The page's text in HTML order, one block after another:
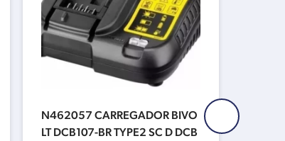
N462057 CARREGADOR BIVO
LT DCB107-BR TYPE2 SC D DCB